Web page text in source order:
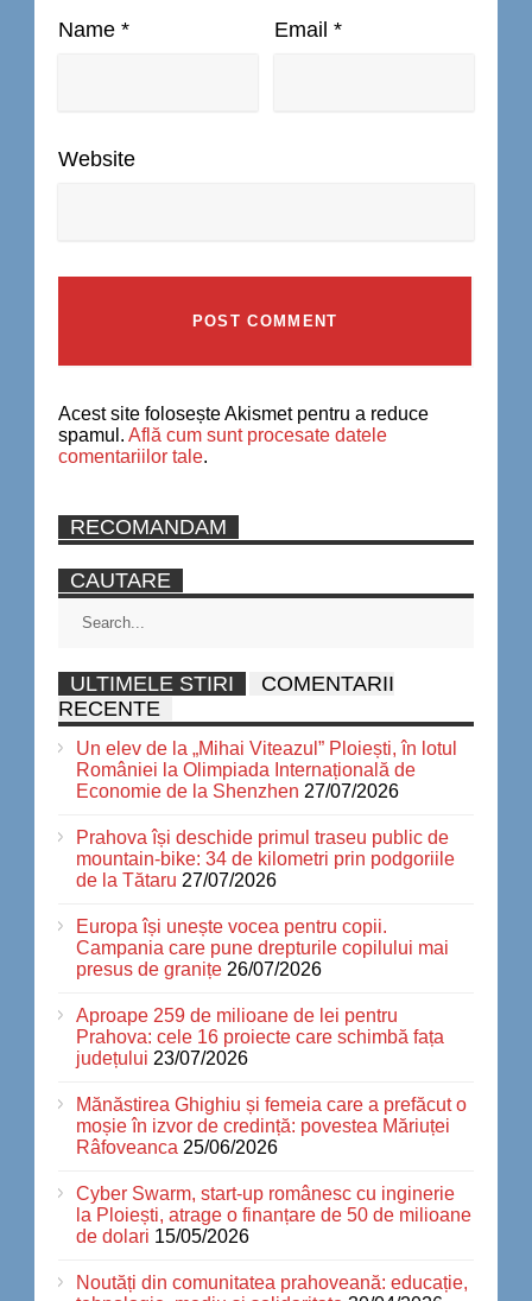
Name * Email *
Website
Acest site folosește Akismet pentru a reduce
spamul. Află cum sunt procesate datele
comentariilor tale.
RECOMANDAM
CAUTARE
ULTIMELE STIRI
COMENTARII
RECENTE
Un elev de la „Mihai Viteazul” Ploiești, în lotul
României la Olimpiada Internațională de
Economie de la Shenzhen 27/07/2026
Prahova își deschide primul traseu public de
mountain-bike: 34 de kilometri prin podgoriile
de la Tătaru 27/07/2026
Europa își unește vocea pentru copii.
Campania care pune drepturile copilului mai
presus de granițe 26/07/2026
Aproape 259 de milioane de lei pentru
Prahova: cele 16 proiecte care schimbă fața
județului 23/07/2026
Mănăstirea Ghighiu și femeia care a prefăcut o
moșie în izvor de credință: povestea Măriuței
Râfoveanca 25/06/2026
Cyber Swarm, start-up românesc cu inginerie
la Ploiești, atrage o finanțare de 50 de milioane
de dolari 15/05/2026
Noutăți din comunitatea prahoveană: educație,